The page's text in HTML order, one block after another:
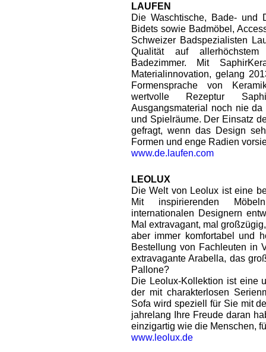
LAUFEN
Die Waschtische, Bade- und
Bidets sowie Badmöbel,
Schweizer Badspezialisten
Qualität auf
Badezimmer. Mit
Materialinnovation, gelang
Formensprache von
wertvolle Rezeptur
Ausgangsmaterial noch nie
und Spielräume. Der Einsatz
gefragt, wenn das Design
Formen und enge Radien
www.de.laufen.com
LEOLUX
Die Welt von Leolux ist eine
Mit inspirierenden
internationalen Designern
Mal extravagant, mal
aber immer komfortabel und
Bestellung von Fachleuten in
extravagante Arabella, das
Pallone?
Die Leolux-Kollektion ist eine
der mit charakterlosen
Sofa wird speziell für Sie mit
jahrelang Ihre Freude daran
einzigartig wie die Menschen,
www.leolux.de